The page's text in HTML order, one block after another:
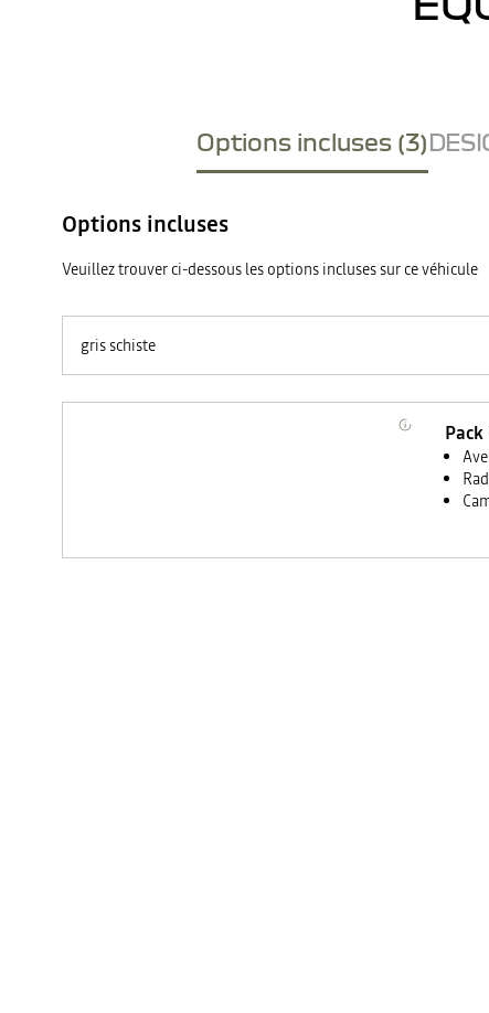
Options incluses (3)
Options incluses
Veuillez trouver ci-dessous les options incluses sur ce véhicule
gris schiste